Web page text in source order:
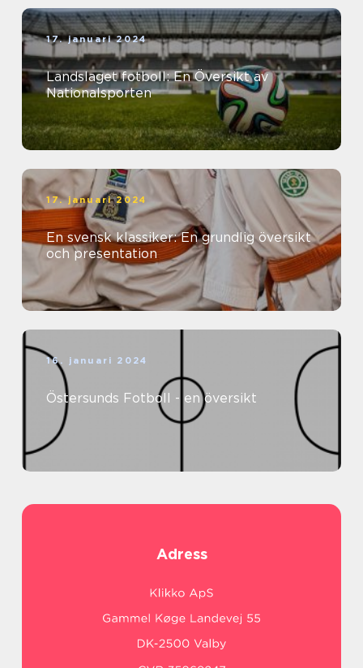
17. januari 2024
Landslaget fotboll: En Översikt av
Nationalsporten
17. januari 2024
En svensk klassiker: En grundlig översikt
och presentation
16. januari 2024
Östersunds Fotboll - en översikt
Adress